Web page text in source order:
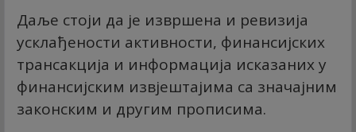
Даље стоји да је извршена и ревизија
усклађености активности, финансијских
трансакција и информација исказаних у
финансијским извјештајима са значајним
законским и другим прописима.